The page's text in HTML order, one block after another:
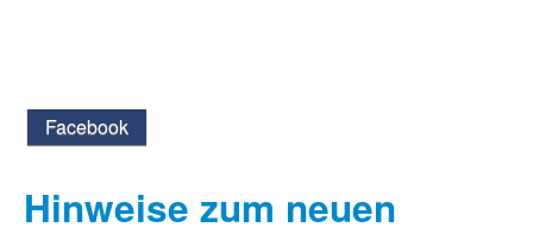
Facebook
Hinweise zum neuen